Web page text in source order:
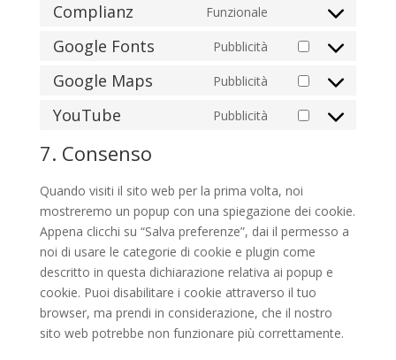
recaptcha
wordpress
Complianz Funzionale
complianz
Google Fonts Pubblicità
Consent
google-
Google Maps Pubblicità
Consent
YouTube Pubblicità
Consent
youtube
7. Consenso
Quando visiti il sito web per la prima volta, noi
mostreremo un popup con una spiegazione dei cookie.
Appena clicchi su “Salva preferenze”, dai il permesso a
noi di usare le categorie di cookie e plugin come
descritto in questa dichiarazione relativa ai popup e
cookie. Puoi disabilitare i cookie attraverso il tuo
browser, ma prendi in considerazione, che il nostro
sito web potrebbe non funzionare più correttamente.